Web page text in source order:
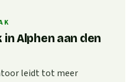
Alphen aan den
leidt tot meer